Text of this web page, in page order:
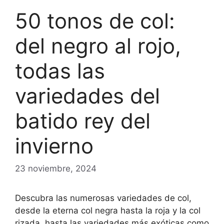
50 tonos de col:
del negro al rojo,
todas las
variedades del
batido rey del
invierno
23 noviembre, 2024
Descubra las numerosas variedades de col,
desde la eterna col negra hasta la roja y la col